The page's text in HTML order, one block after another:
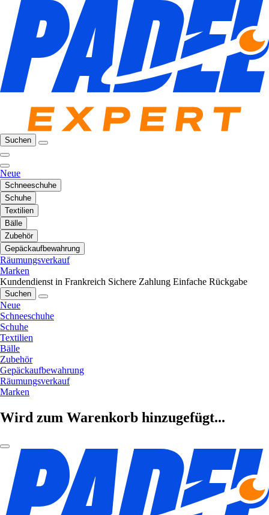
Suchen
Neue
Schneeschuhe
Schuhe
Textilien
Bälle
Zubehör
Gepäckaufbewahrung
Räumungsverkauf
Marken
Kundendienst in Frankreich Sichere Zahlung Einfache Rückgabe
Suchen
Neue
Schneeschuhe
Schuhe
Textilien
Bälle
Zubehör
Gepäckaufbewahrung
Räumungsverkauf
Marken
Wird zum Warenkorb hinzugefügt...